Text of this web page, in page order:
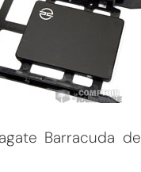
Barracuda